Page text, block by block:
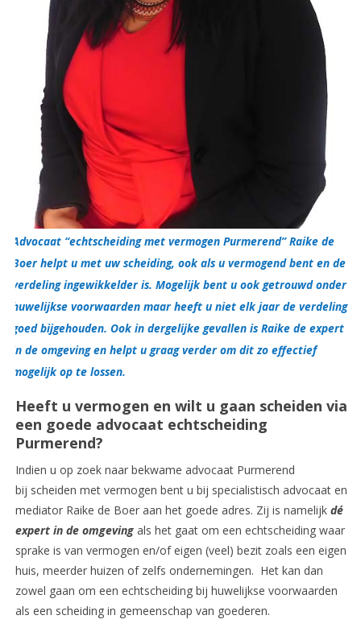
Advocaat “echtscheiding met vermogen Purmerend” Raike de
Boer helpt u met uw scheiding, ook als u vermogend bent en de
verdeling ingewikkelder is. Mogelijk bent u ook getrouwd onder
huwelijkse voorwaarden maar heeft u niet elk jaar de verdeling
goed bijgehouden. Ook in dergelijke gevallen is Raike de expert
in de omgeving en helpt u graag verder om dit zo effectief
mogelijk op te lossen.
Heeft u vermogen en wilt u gaan scheiden via
een goede advocaat echtscheiding
Purmerend?
Indien u op zoek naar bekwame advocaat Purmerend
bij scheiden met vermogen bent u bij specialistisch advocaat en
mediator Raike de Boer aan het goede adres. Zij is namelijkdé
expert in de omgevingals het gaat om een echtscheiding waar
sprake is van vermogen en/of eigen (veel) bezit zoals een eigen
huis, meerder huizen of zelfs ondernemingen. Het kan dan
zowel gaan om een echtscheiding bij huwelijkse voorwaarden
als een scheiding in gemeenschap van goederen.